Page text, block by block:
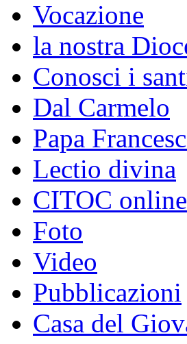
Vocazione
la nostra
Conosci i
Dal Carmelo
Papa
Lectio divina
CITOC online
Foto
Video
Pubblicazioni
Casa del